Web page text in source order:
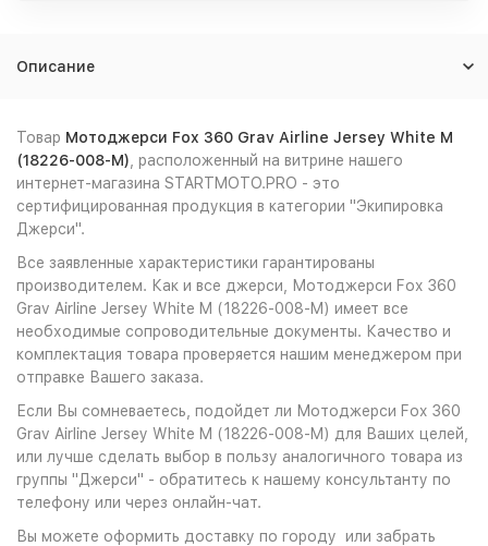
Описание
Товар Мотоджерси Fox 360 Grav Airline Jersey White M
(18226-008-M) , расположенный на витрине нашего
интернет-магазина STARTMOTO.PRO - это
сертифицированная продукция в категории "Экипировка
Джерси".
Все заявленные характеристики гарантированы
производителем. Как и все джерси, Мотоджерси Fox 360
Grav Airline Jersey White M (18226-008-M) имеет все
необходимые сопроводительные документы. Качество и
комплектация товара проверяется нашим менеджером при
отправке Вашего заказа.
Если Вы сомневаетесь, подойдет ли Мотоджерси Fox 360
Grav Airline Jersey White M (18226-008-M) для Ваших целей,
или лучше сделать выбор в пользу аналогичного товара из
группы "Джерси" - обратитесь к нашему консультанту по
телефону или через онлайн-чат.
Вы можете оформить доставку по городу или забрать